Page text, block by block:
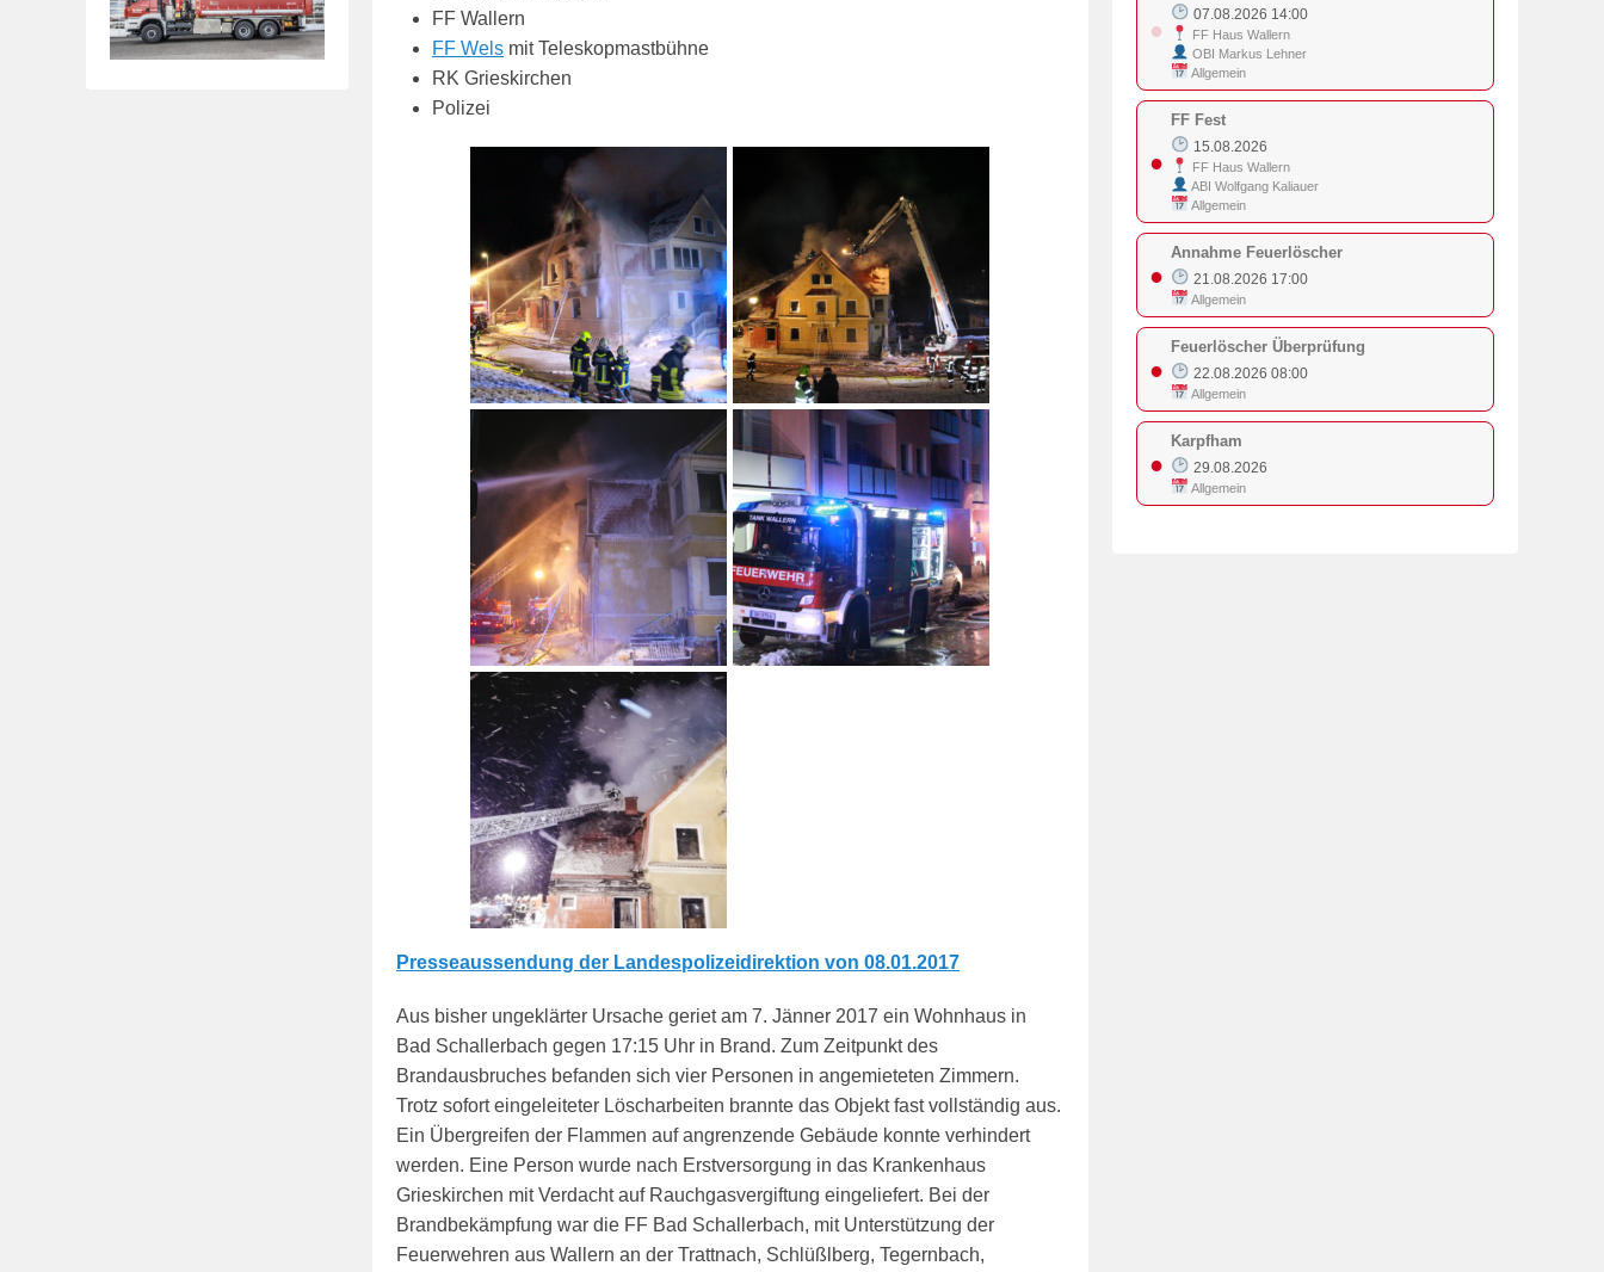
FF Wallern
FF Wels mit Teleskopmastbühne
RK Grieskirchen
Polizei
Presseaussendung der Landespolizeidirektion von 08.01.2017
Aus bisher ungeklärter Ursache geriet am 7. Jänner 2017 ein Wohnhaus in
Bad Schallerbach gegen 17:15 Uhr in Brand. Zum Zeitpunkt des
Brandausbruches befanden sich vier Personen in angemieteten Zimmern.
Trotz sofort eingeleiteter Löscharbeiten brannte das Objekt fast vollständig aus.
Ein Übergreifen der Flammen auf angrenzende Gebäude konnte verhindert
werden. Eine Person wurde nach Erstversorgung in das Krankenhaus
Grieskirchen mit Verdacht auf Rauchgasvergiftung eingeliefert. Bei der
Brandbekämpfung war die FF Bad Schallerbach, mit Unterstützung der
Feuerwehren aus Wallern an der Trattnach, Schlüßlberg, Tegernbach,
●
07.08.2026 14:00
FF Haus Wallern
OBI Markus Lehner
Allgemein
●
FF Fest
15.08.2026
FF Haus Wallern
ABI Wolfgang Kaliauer
Allgemein
●
Annahme Feuerlöscher
21.08.2026 17:00
Allgemein
●
Feuerlöscher Überprüfung
22.08.2026 08:00
Allgemein
●
Karpfham
29.08.2026
Allgemein